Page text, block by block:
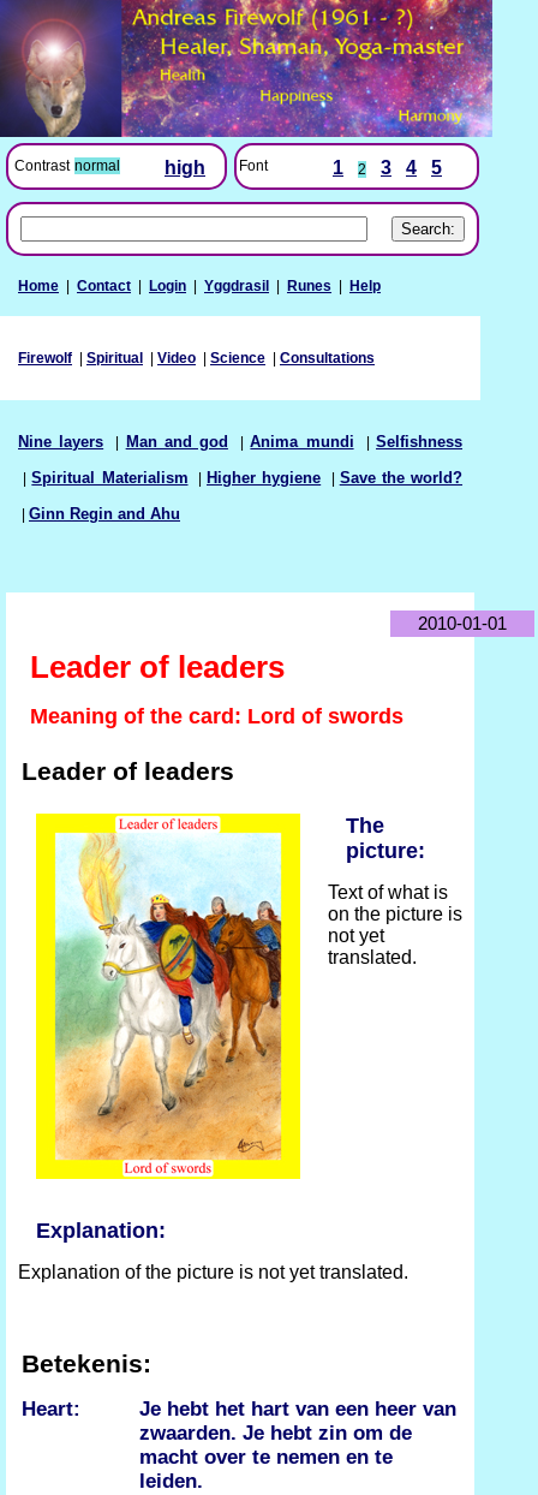
Contrast normal high Font 1 2 3 4 5
Home Contact Login Yggdrasil Runes Help
Firewolf Spiritual Video Science Consultations
Nine layers Man and god |Anima mundi |Selfishness
|Spiritual Materialism Higher hygiene Save the world?
Ginn Regin and Ahu
2010-01-01
Leader of leaders
Meaning of the card: Lord of swords
Leader of leaders
The
picture:
Text of what is
on the picture is
not yet
translated.
Explanation:
Explanation of the picture is not yet translated.
Betekenis:
Heart:
Je hebt het hart van een heer van
zwaarden. Je hebt zin om de
macht over te nemen en te
leiden.